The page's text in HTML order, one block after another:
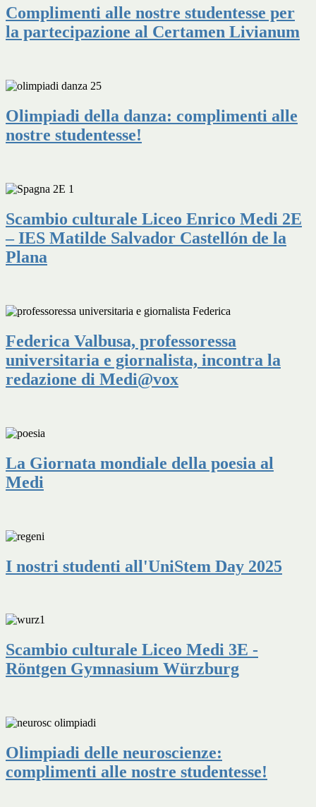
Complimenti alle nostre studentesse per
la partecipazione al Certamen Livianum
Olimpiadi della danza: complimenti alle
nostre studentesse!
Scambio culturale Liceo Enrico Medi 2E
– IES Matilde Salvador Castellón de la
Plana
Federica Valbusa, professoressa
universitaria e giornalista, incontra la
redazione di Medi@vox
La Giornata mondiale della poesia al
Medi
I nostri studenti all'UniStem Day 2025
Scambio culturale Liceo Medi 3E -
Röntgen Gymnasium Würzburg
Olimpiadi delle neuroscienze:
complimenti alle nostre studentesse!